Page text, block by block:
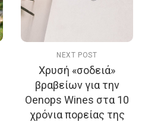
NEXT POST
Χρυσή «σοδειά»
βραβείων για την
Oenops Wines στα 10
χρόνια πορείας της